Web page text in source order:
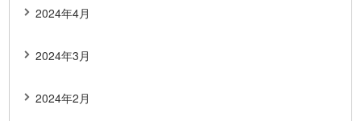
2024年4月
2024年3月
2024年2月